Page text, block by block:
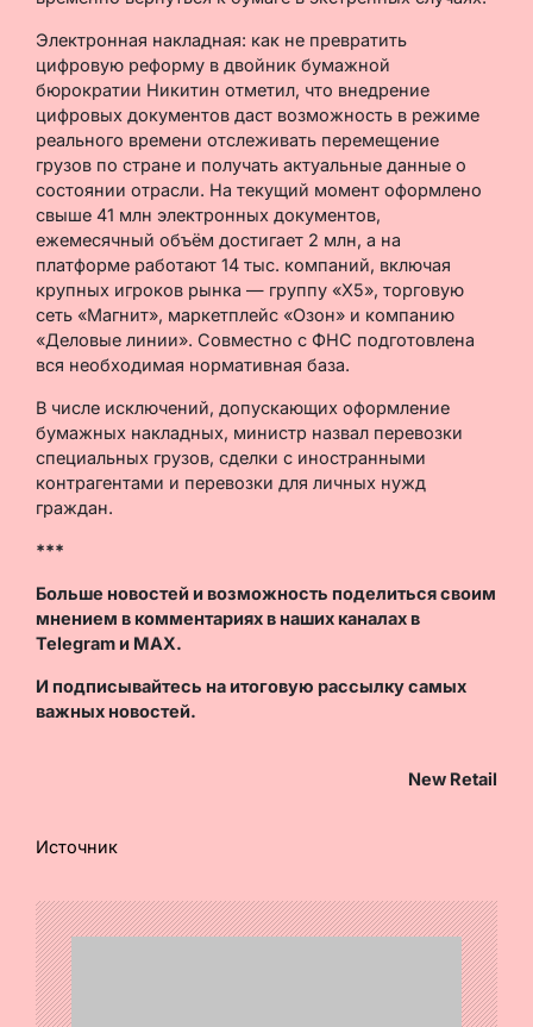
Электронная накладная: как не превратить
цифровую реформу в двойник бумажной
бюрократии Никитин отметил, что внедрение
цифровых документов даст возможность в режиме
реального времени отслеживать перемещение
грузов по стране и получать актуальные данные о
состоянии отрасли. На текущий момент оформлено
свыше 41 млн электронных документов,
ежемесячный объём достигает 2 млн, а на
платформе работают 14 тыс. компаний, включая
крупных игроков рынка — группу «Х5», торговую
сеть «Магнит», маркетплейс «Озон» и компанию
«Деловые линии». Совместно с ФНС подготовлена
вся необходимая нормативная база.
В числе исключений, допускающих оформление
бумажных накладных, министр назвал перевозки
специальных грузов, сделки с иностранными
контрагентами и перевозки для личных нужд
граждан.
***
Больше новостей и возможность поделиться своим
мнением в комментариях в наших каналах в
Telegram и MAX.
И подписывайтесь на итоговую рассылку самых
важных новостей.
New Retail
Источник